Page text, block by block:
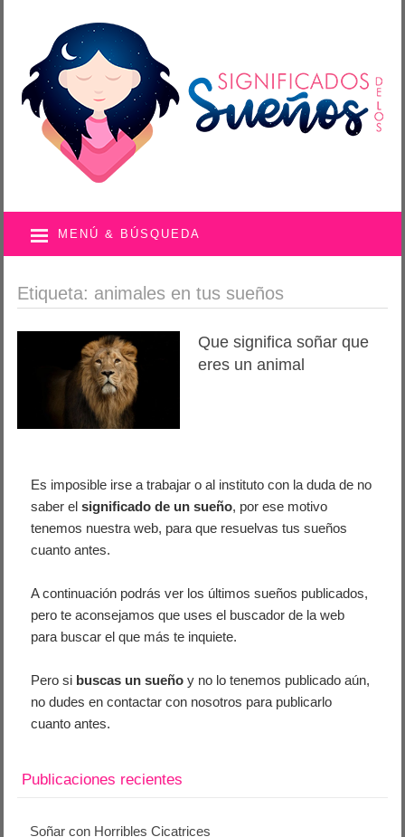
MENÚ & BÚSQUEDA
Etiqueta: animales en tus sueños
Que significa soñar que
eres un animal
Es imposible irse a trabajar o al instituto con la duda de no
saber elsignificado de un sueño, por ese motivo
tenemos nuestra web, para que resuelvas tus sueños
cuanto antes.
A continuación podrás ver los últimos sueños publicados,
pero te aconsejamos que uses el buscador de la web
para buscar el que más te inquiete.
Pero si buscas un sueño y no lo tenemos publicado aún,
no dudes en contactar con nosotros para publicarlo
cuanto antes.
Publicaciones recientes
Soñar con Horribles Cicatrices